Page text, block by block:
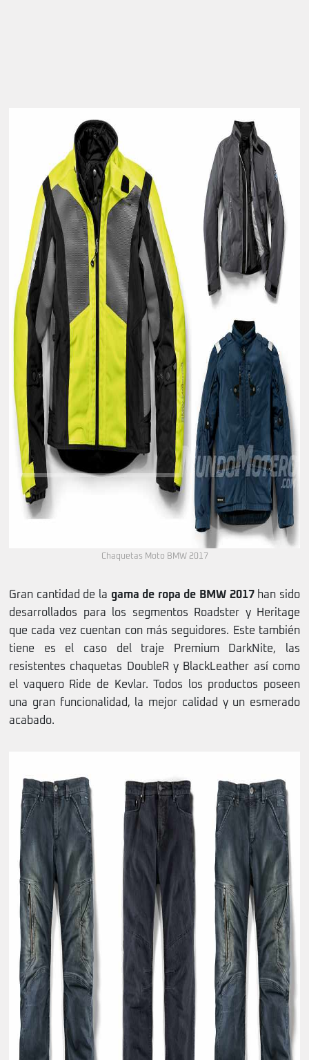
Chaquetas Moto BMW 2017
Gran cantidad de la gama de ropa de BMW 2017han sido
desarrollados para los segmentos Roadster y Heritage
que cada vez cuentan con más seguidores. Este también
tiene es el caso del traje Premium DarkNite, las
resistentes chaquetas DoubleR y BlackLeather así como
el vaquero Ride de Kevlar. Todos los productos poseen
una gran funcionalidad, la mejor calidad y un esmerado
acabado.